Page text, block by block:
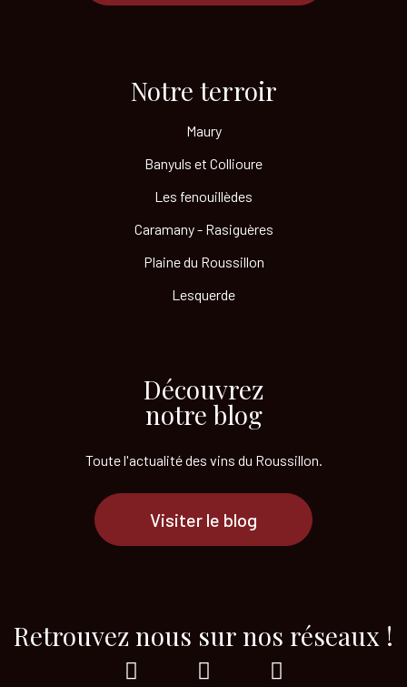
Notre terroir​
Maury
Banyuls et Collioure
Les fenouillèdes
Caramany - Rasiguères
Plaine du Roussillon
Lesquerde
Découvrez
notre blog
Toute l'actualité des vins du Roussillon.
Visiter le blog
Retrouvez nous sur nos réseaux !